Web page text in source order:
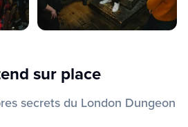
sur place
secrets du London Dungeon